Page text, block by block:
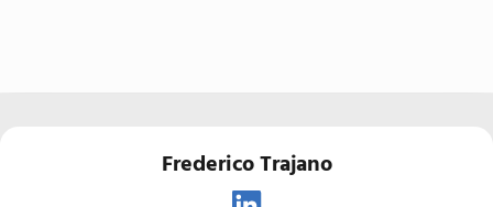
Frederico Trajano